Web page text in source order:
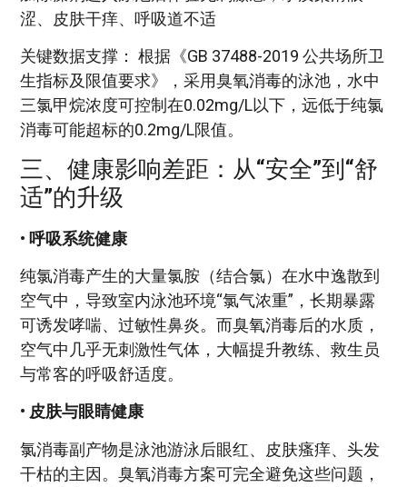
涩、皮肤干痒、呼吸道不适
关键数据支撑： 根据《GB 37488-2019 公共场所卫
生指标及限值要求》，采用臭氧消毒的泳池，水中
三氯甲烷浓度可控制在0.02mg/L以下，远低于纯氯
消毒可能超标的0.2mg/L限值。
三、健康影响差距：从“安全”到“舒
适”的升级
• 呼吸系统健康
纯氯消毒产生的大量氯胺（结合氯）在水中逸散到
空气中，导致室内泳池环境“氯气浓重”，长期暴露
可诱发哮喘、过敏性鼻炎。而臭氧消毒后的水质，
空气中几乎无刺激性气体，大幅提升教练、救生员
与常客的呼吸舒适度。
• 皮肤与眼睛健康
氯消毒副产物是泳池游泳后眼红、皮肤瘙痒、头发
干枯的主因。臭氧消毒方案可完全避免这些问题，